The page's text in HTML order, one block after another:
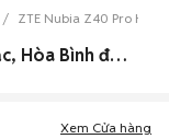
ZTE Nubia Z40 Pro Hòa
0 Zte Nubia Z40 Pro cũ Huyện Tân Lạc, Hòa Bình đẹp
Xem Cửa hàng